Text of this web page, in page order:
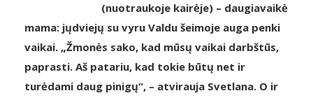
(nuotraukoje kairėje) – daugiavaikė
mama: jųdviejų su vyru Valdu šeimoje auga penki
vaikai. „Žmonės sako, kad mūsų vaikai darbštūs,
paprasti. Aš patariu, kad tokie būtų net ir
turėdami daug pinigų“, – atvirauja Svetlana. O ir